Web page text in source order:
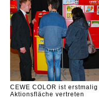
CEWE COLOR ist
Aktionsfläche vertreten